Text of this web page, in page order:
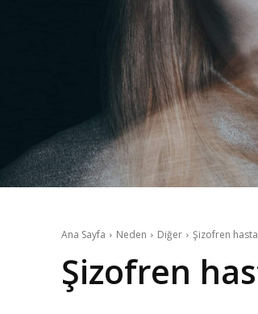
Ana Sayfa Neden Diğer Şizofren
Şizofren